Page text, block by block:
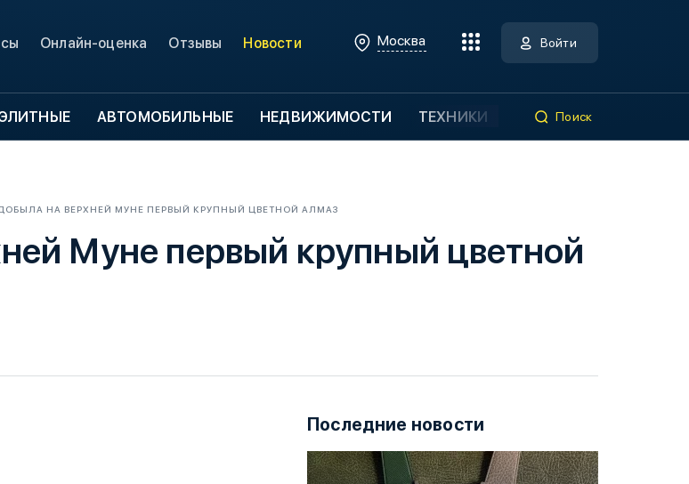
Онлайн-оценка Отзывы Новости Москва Войти
АВТОМОБИЛЬНЫЕ НЕДВИЖИМОСТИ ТЕХНИКИ Поиск
НА ВЕРХНЕЙ МУНЕ ПЕРВЫЙ КРУПНЫЙ ЦВЕТНОЙ АЛМАЗ
Муне первый крупный цветной
Последние новости